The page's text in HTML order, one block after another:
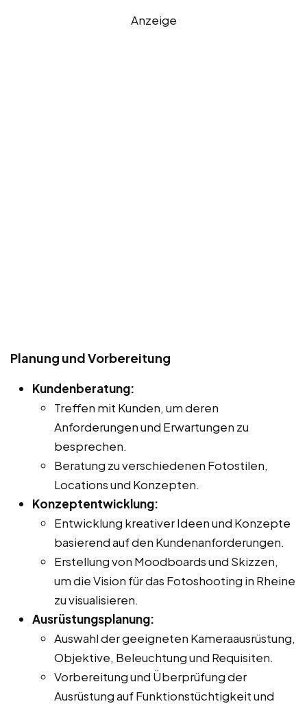
Anzeige
Planung und Vorbereitung
Kundenberatung:
Treffen mit Kunden, um deren
Anforderungen und Erwartungen zu
besprechen.
Beratung zu verschiedenen Fotostilen,
Locations und Konzepten.
Konzeptentwicklung:
Entwicklung kreativer Ideen und Konzepte
basierend auf den Kundenanforderungen.
Erstellung von Moodboards und Skizzen,
um die Vision für das Fotoshooting in Rheine
zu visualisieren.
Ausrüstungsplanung:
Auswahl der geeigneten Kameraausrüstung,
Objektive, Beleuchtung und Requisiten.
Vorbereitung und Überprüfung der
Ausrüstung auf Funktionstüchtigkeit und